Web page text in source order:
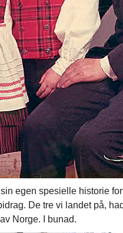
egen spesielle historie
De tre vi landet på,
Norge. I bunad.